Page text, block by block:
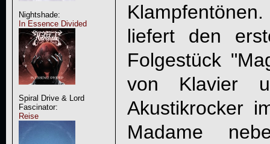
Nightshade:
In Essence Divided
Spiral Drive & Lord
Fascinator:
Reise
liefert den
Folgestück
von Klavier
Akustikrocker
Madame